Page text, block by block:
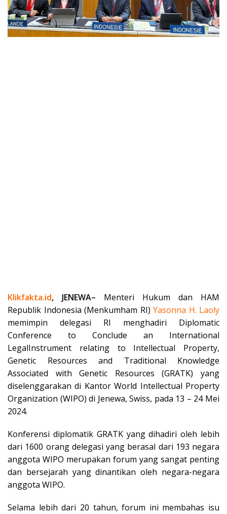
Klikfakta.id, JENEWA– Menteri Hukum dan HAM
Republik Indonesia (Menkumham RI) Yasonna H. Laoly
memimpin delegasi RI menghadiri Diplomatic
Conference to Conclude an International
LegalInstrument relating to Intellectual Property,
Genetic Resources and Traditional Knowledge
Associated with Genetic Resources (GRATK) yang
diselenggarakan di Kantor World Intellectual Property
Organization (WIPO) di Jenewa, Swiss, pada 13 – 24 Mei
2024.
Konferensi diplomatik GRATK yang dihadiri oleh lebih
dari 1600 orang delegasi yang berasal dari 193 negara
anggota WIPO merupakan forum yang sangat penting
dan bersejarah yang dinantikan oleh negara-negara
anggota WIPO.
Selama lebih dari 20 tahun, forum ini membahas isu